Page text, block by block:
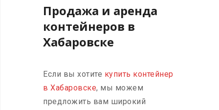
Продажа и аренда
контейнеров в
Хабаровске
Если вы хотите купить контейнер
в Хабаровске, мы можем
предложить вам широкий